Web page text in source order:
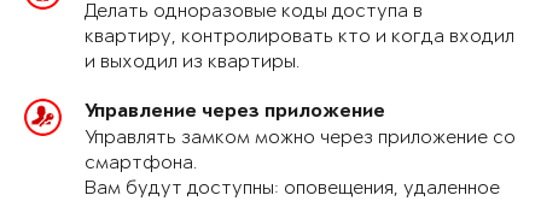
Делать одноразовые коды доступа в
квартиру, контролировать кто и когда входил
и выходил из квартиры.
Управление через приложение
Управлять замком можно через приложение со
смартфона.
Вам будут доступны: оповещения, удаленное